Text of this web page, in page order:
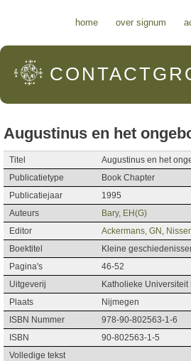
home over signum
Augustinus en het
Titel
Augustinus en het
Publicatietype
Book Chapter
Publicatiejaar
1995
Auteurs
Bary, EH(G)
Editor
Ackermans, GN
Boektitel
Kleine
Pagina's
46-52
Uitgeverij
Katholieke
Plaats
Nijmegen
ISBN Nummer
978-90-802563-1-6
ISBN
90-802563-1-5
Volledige tekst